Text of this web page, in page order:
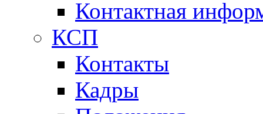
Контактная
КСП
Контакты
Кадры